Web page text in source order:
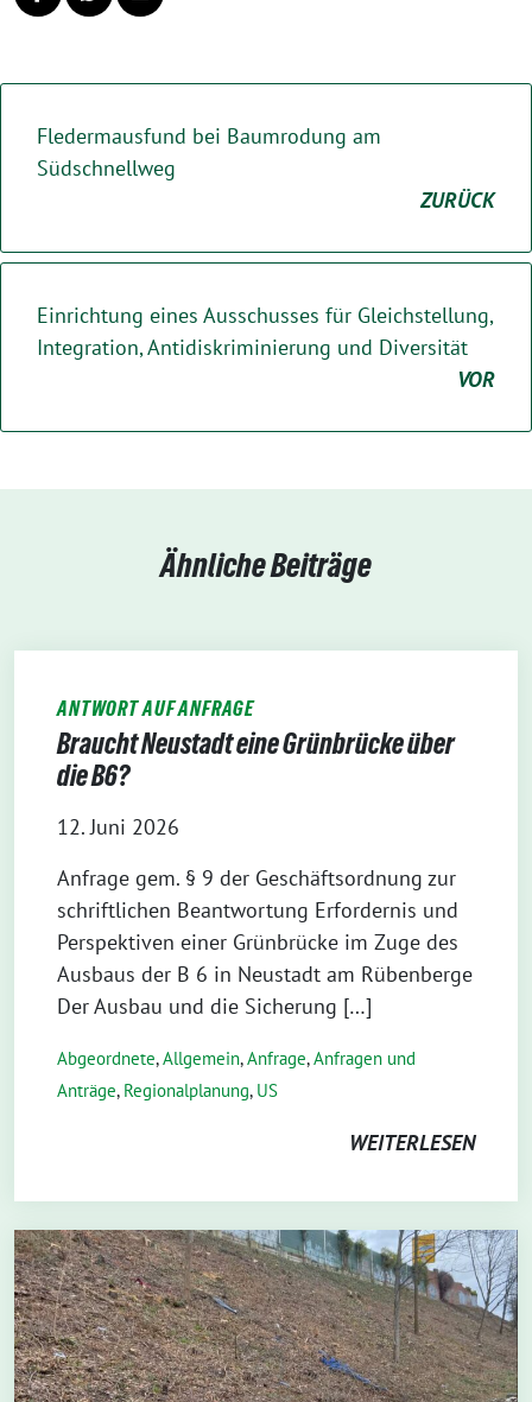
Fledermausfund bei Baumrodung am
Südschnellweg
ZURÜCK
Einrichtung eines Ausschusses für Gleichstellung,
Integration, Antidiskriminierung und Diversität
VOR
Ähnliche Beiträge
ANTWORT AUF ANFRAGE
Braucht Neustadt eine Grünbrücke über
die B6?
12. Juni 2026
Anfrage gem. § 9 der Geschäftsordnung zur
schriftlichen Beantwortung Erfordernis und
Perspektiven einer Grünbrücke im Zuge des
Ausbaus der B 6 in Neustadt am Rübenberge
Der Ausbau und die Sicherung […]
Abgeordnete,Allgemein,Anfrage,Anfragen und
Anträge, Regionalplanung, US
WEITERLESEN